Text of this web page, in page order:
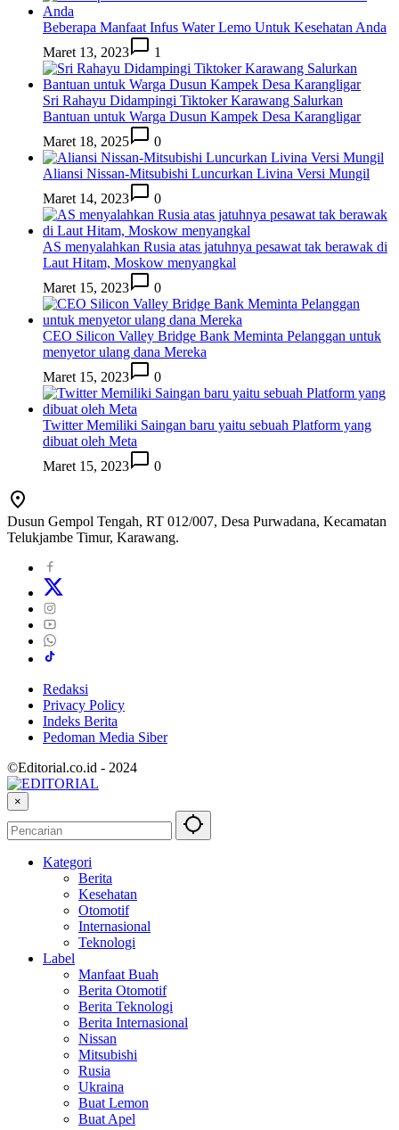
Beberapa Manfaat Infus Water Lemo Untuk Kesehatan Anda
Maret 13, 2023
1
Sri Rahayu Didampingi Tiktoker Karawang Salurkan
Bantuan untuk Warga Dusun Kampek Desa Karangligar
Maret 18, 2025
0
Aliansi Nissan-Mitsubishi Luncurkan Livina Versi Mungil
Maret 14, 2023
0
AS menyalahkan Rusia atas jatuhnya pesawat tak berawak di
Laut Hitam, Moskow menyangkal
Maret 15, 2023
0
CEO Silicon Valley Bridge Bank Meminta Pelanggan untuk
menyetor ulang dana Mereka
Maret 15, 2023
0
Twitter Memiliki Saingan baru yaitu sebuah Platform yang
dibuat oleh Meta
Maret 15, 2023
0
Dusun Gempol Tengah, RT 012/007, Desa Purwadana, Kecamatan
Telukjambe Timur, Karawang.
Redaksi
Privacy Policy
Indeks Berita
Pedoman Media Siber
©Editorial.co.id - 2024
×
Kategori
Berita
Kesehatan
Otomotif
Internasional
Teknologi
Label
Manfaat Buah
Berita Otomotif
Berita Teknologi
Berita Internasional
Nissan
Mitsubishi
Rusia
Ukraina
Buat Lemon
Buat Apel